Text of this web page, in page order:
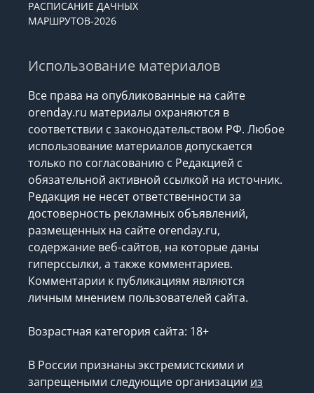
РАСПИСАНИЕ ДАЧНЫХ
МАРШРУТОВ-2026
Использование материалов
Все права на опубликованные на сайте
orenday.ru материалы охраняются в
соответствии с законодательством РФ. Любое
использование материалов допускается
только по согласованию с Редакцией с
обязательной активной ссылкой на источник.
Редакция не несет ответственности за
достоверность рекламных объявлений,
размещенных на сайте orenday.ru,
содержание веб-сайтов, на которые даны
гиперссылки, а также комментариев.
Комментарии к публикациям являются
личным мнением пользователей сайта.
Возрастная категория сайта: 18+
В России признаны экстремистскими и
запрещеными следующие организации из